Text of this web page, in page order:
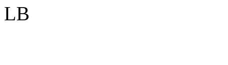
LB